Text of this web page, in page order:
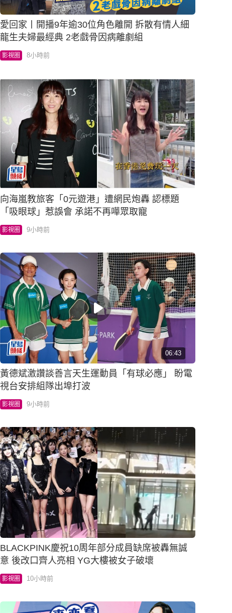
愛回家丨開播9年逾30位角色離開 拆散有情人細
龍生夫婦最經典 2老戲骨因病離劇組
影視圈 8小時前
向海嵐教旅客「0元遊港」遭網民炮轟 認標題
「吸眼球」惹誤會 承諾不再嘩眾取寵
影視圈 9小時前
06:43
黃德斌激讚談善言天生運動員「有球必應」 盼電
視台安排組隊出埠打波
影視圈 9小時前
BLACKPINK慶祝10周年部分成員缺席被轟無誠
意 後改口齊人亮相 YG大樓被女子破壞
影視圈 10小時前